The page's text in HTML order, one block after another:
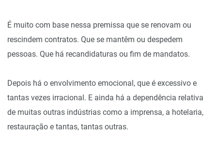
É muito com base nessa premissa que se renovam ou
rescindem contratos. Que se mantêm ou despedem
pessoas. Que há recandidaturas ou fim de mandatos.
Depois há o envolvimento emocional, que é excessivo e
tantas vezes irracional. E ainda há a dependência relativa
de muitas outras indústrias como a imprensa, a hotelaria,
restauração e tantas, tantas outras.